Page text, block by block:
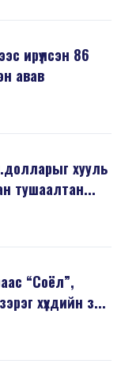
ирүүлсэн 86
авав
хууль
тушаалтан...
“Соёл”,
хүүхдийн з...